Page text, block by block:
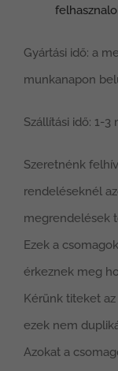
Gyártási idő: a
munkanapon
Szállítási idő: 1-3
Szeretnénk
rendeléseknél
megrendelések
Ezek a
érkeznek meg
Kérünk titeket
ezek nem
Azokat a